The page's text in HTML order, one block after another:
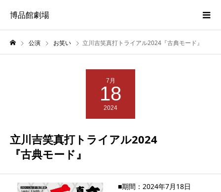
博品館劇場
公演 お笑い 立川吉笑真打トライアル2024『古典モード』
7月
18
2024
立川吉笑真打トライアル2024
『古典モード』
■期間：2024年7月18日